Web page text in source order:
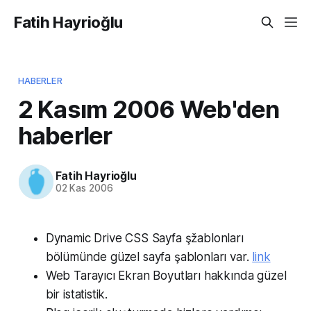
Fatih Hayrioğlu
HABERLER
2 Kasım 2006 Web'den
haberler
Fatih Hayrioğlu
02 Kas 2006
Dynamic Drive CSS Sayfa şžablonları
bölümünde güzel sayfa şablonları var. link
Web Tarayıcı Ekran Boyutları hakkında güzel
bir istatistik.